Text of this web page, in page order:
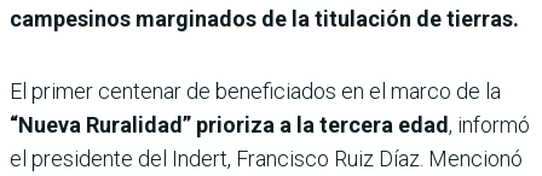
campesinos marginados de la titulación de tierras.
El primer centenar de beneficiados en el marco de la
“Nueva Ruralidad” prioriza a la tercera edad, informó
el presidente del Indert, Francisco Ruiz Díaz. Mencionó